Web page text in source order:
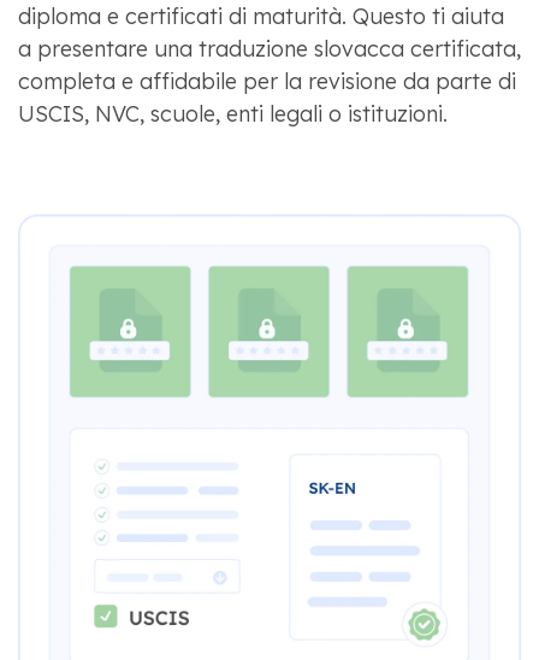
diploma e certificati di maturità. Questo ti aiuta
a presentare una traduzione slovacca certificata,
completa e affidabile per la revisione da parte di
USCIS, NVC, scuole, enti legali o istituzioni.